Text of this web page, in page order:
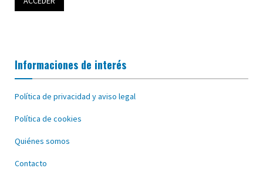
Informaciones de interés
Política de privacidad y aviso legal
Política de cookies
Quiénes somos
Contacto